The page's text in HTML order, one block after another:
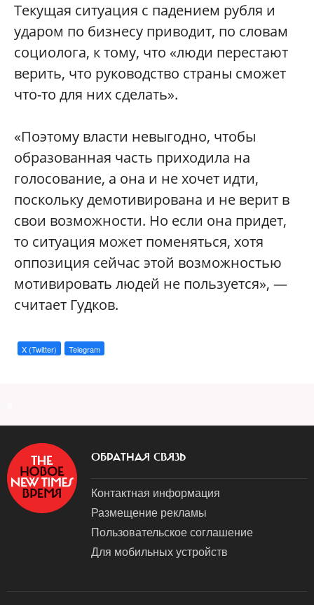
Текущая ситуация с падением рубля и
ударом по бизнесу приводит, по словам
социолога, к тому, что «люди перестают
верить, что руководство страны сможет
что-то для них сделать».
«Поэтому власти невыгодно, чтобы
образованная часть приходила на
голосование, а она и не хочет идти,
поскольку демотивирована и не верит в
свои возможности. Но если она придет,
то ситуация может поменяться, хотя
оппозиция сейчас этой возможностью
мотивировать людей не пользуется», —
считает Гудков.
X (Twitter) Telegram
ОБРАТНАЯ СВЯЗЬ
Контактная информация
Размещение рекламы
Пользовательское соглашение
Для мобильных устройств